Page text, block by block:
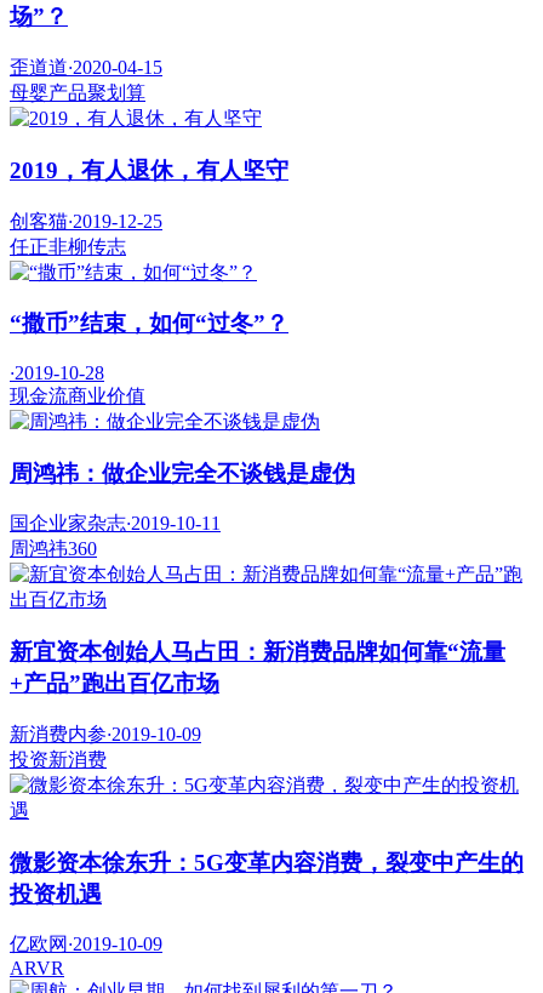
场”？
歪道道·2020-04-15
母婴产品聚划算
2019，有人退休，有人坚守
创客猫·2019-12-25
任正非柳传志
“撒币”结束，如何“过冬”？
·2019-10-28
现金流商业价值
周鸿祎：做企业完全不谈钱是虚伪
国企业家杂志·2019-10-11
周鸿祎360
新宜资本创始人马占田：新消费品牌如何靠“流量
+产品”跑出百亿市场
新消费内参·2019-10-09
投资新消费
微影资本徐东升：5G变革内容消费，裂变中产生的
投资机遇
亿欧网 ·2019-10-09
ARVR